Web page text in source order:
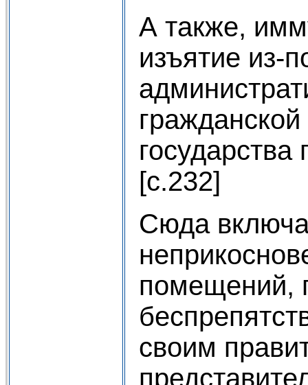
А также,
изъятие из-
[c.232]
Сюда
помещений,
своим